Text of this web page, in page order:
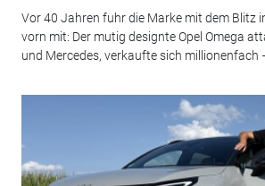
Vor 40 Jahren fuhr die Marke mit dem Blitz
vorn mit: Der mutig designte Opel Omega
und Mercedes, verkaufte sich millionenfach